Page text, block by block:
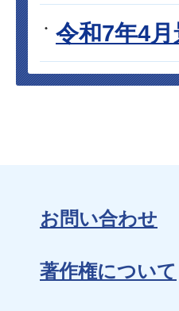
令和7年4
お問い合わせ
著作権について